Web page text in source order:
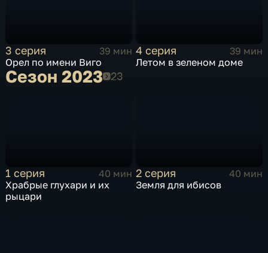
3 серия
39 мин
Орел по имени Виго
4 серия
39 мин
Летом в зеленом доме
Сезон 2023Сезон 2023
1 серия
40 мин
Храбрые глухари и их
рыцари
2 серия
40 мин
Земля для ибисов